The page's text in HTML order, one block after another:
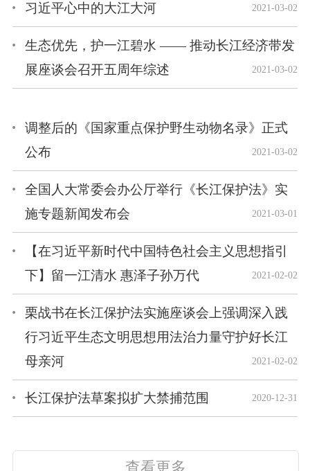
习近平心中的大江大河 2021-03-02
生态优先，护一江碧水 —— 推动长江经济带发
展座谈会召开五周年综述
2021-03-02
调整后的《国家重点保护野生动物名录》正式
公布
2021-03-02
全国人大常委会办公厅举行《长江保护法》实
施专题新闻发布会
2021-03-01
【在习近平新时代中国特色社会主义思想指引
下】留一江清水 惠泽子孙万代
2021-02-02
栗战书在长江保护法实施座谈会上强调深入践
行习近平生态文明思想用法治力量守护好长江
母亲河
2021-02-02
长江保护法草案拟扩大禁捕范围 2020-12-31
查看更多